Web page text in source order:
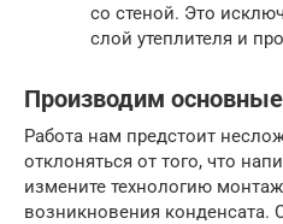
со стеной. Это
слой утеплителя и
Производим
Работа нам предстоит
отклоняться от того, что
измените технологию
возникновения конденсата.